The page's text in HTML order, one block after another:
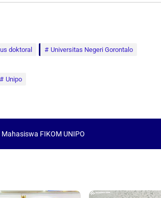
doktoral
Universitas Negeri Gorontalo
Unipo
FIKOM UNIPO